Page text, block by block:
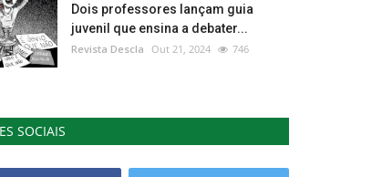
Dois professores lançam guia
juvenil que ensina a debater...
Revista Descla Out 21, 2024 746
SOCIAIS